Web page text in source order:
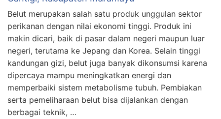
Belut merupakan salah satu produk unggulan sektor
perikanan dengan nilai ekonomi tinggi. Produk ini
makin dicari, baik di pasar dalam negeri maupun luar
negeri, terutama ke Jepang dan Korea. Selain tinggi
kandungan gizi, belut juga banyak dikonsumsi karena
dipercaya mampu meningkatkan energi dan
memperbaiki sistem metabolisme tubuh. Pembiakan
serta pemeliharaan belut bisa dijalankan dengan
berbagai teknik, …